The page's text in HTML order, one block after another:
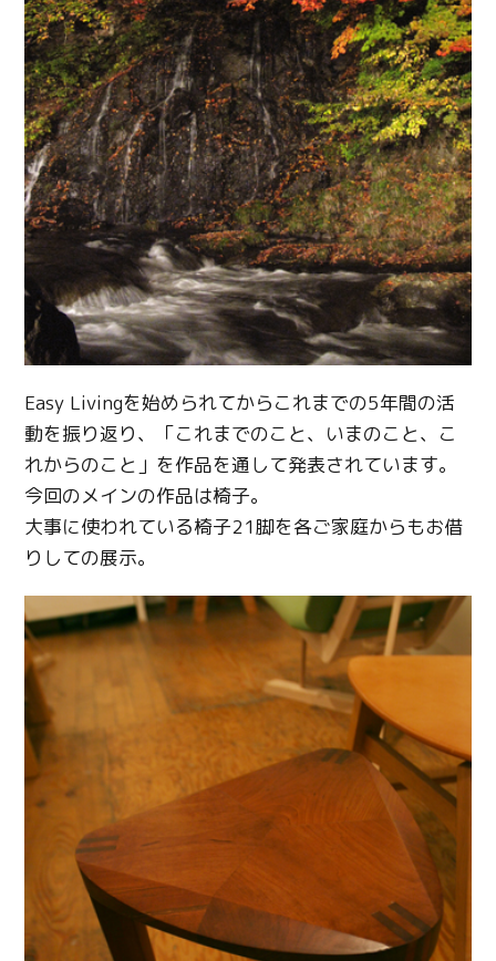
Easy Livingを始められてからこれまでの5年間の活
動を振り返り、「これまでのこと、いまのこと、こ
れからのこと」を作品を通して発表されています。
今回のメインの作品は椅子。
大事に使われている椅子21脚を各ご家庭からもお借
りしての展示。